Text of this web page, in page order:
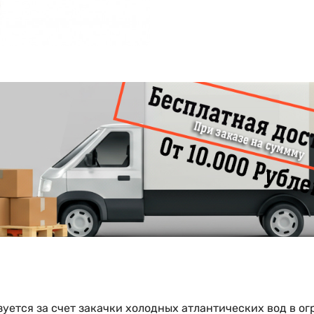
за счет закачки холодных атлантических вод в